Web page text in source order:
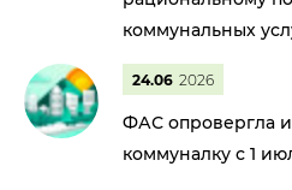
коммунальных
24.06 2026
ФАС опровергла
коммуналку с 1